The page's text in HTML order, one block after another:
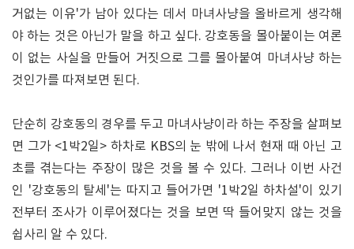
거없는 이유'가 남아 있다는 데서 마녀사냥을 올바르게 생각해
야 하는 것은 아닌가 말을 하고 싶다. 강호동을 몰아붙이는 여론
이 없는 사실을 만들어 거짓으로 그를 몰아붙여 마녀사냥 하는
것인가를 따져보면 된다.
단순히 강호동의 경우를 두고 마녀사냥이라 하는 주장을 살펴보
면 그가 <1박2일> 하차로 KBS의 눈 밖에 나서 현재 때 아닌 고
초를 겪는다는 주장이 많은 것을 볼 수 있다. 그러나 이번 사건
인 '강호동의 탈세'는 따지고 들어가면 '1박2일 하차설'이 있기
전부터 조사가 이루어졌다는 것을 보면 딱 들어맞지 않는 것을
쉽사리 알 수 있다.